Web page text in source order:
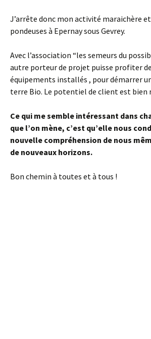
J’arrête donc mon activité maraichère
pondeuses à Epernay sous Gevrey.
Avec l’association “les semeurs du
autre porteur de projet puisse profiter
équipements installés , pour démarrer
terre Bio. Le potentiel de client est bien
Ce qui me semble intéressant dans
que l’on mène, c’est qu’elle nous
nouvelle compréhension de nous
de nouveaux horizons.
Bon chemin à toutes et à tous !